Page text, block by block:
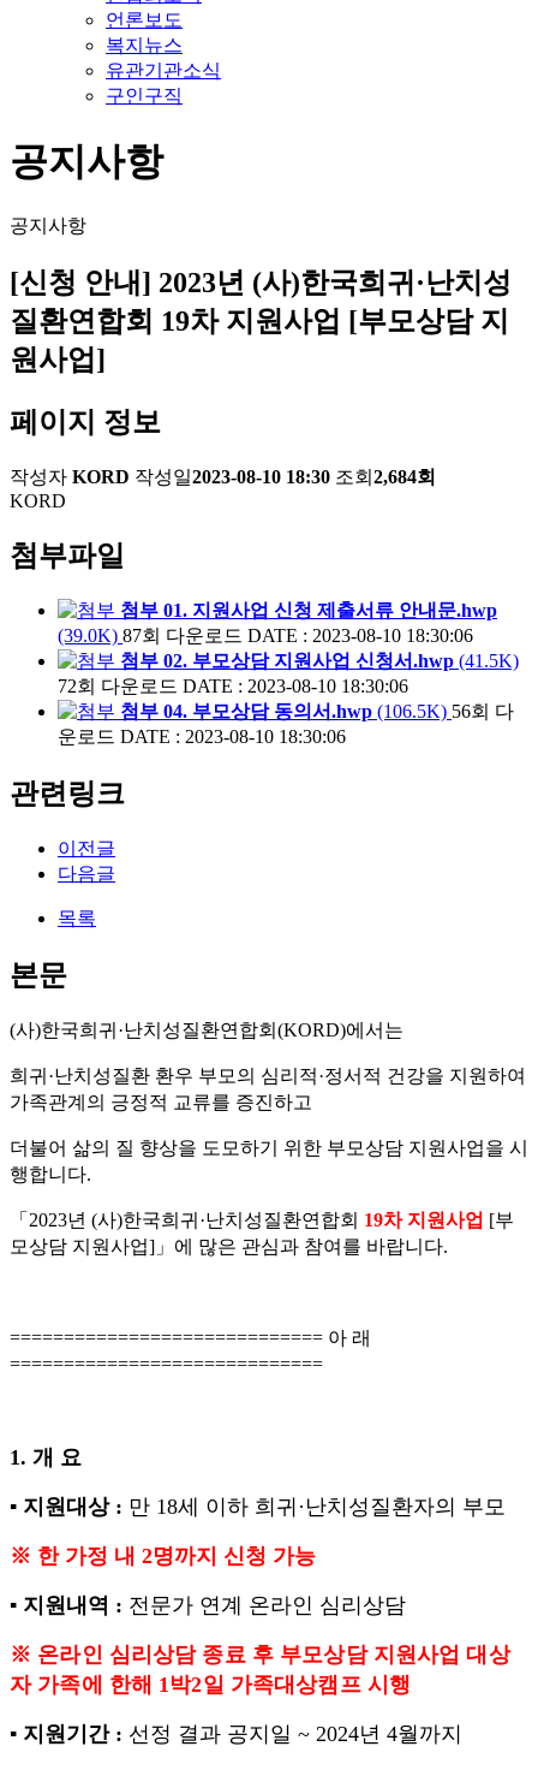
언론보도
복지뉴스
유관기관소식
구인구직
공지사항
공지사항
[신청 안내] 2023년 (사)한국희귀·난치성
질환연합회 19차 지원사업 [부모상담 지
원사업]
페이지 정보
작성자 KORD 작성일2023-08-10 18:30 조회 2,684회
KORD
첨부파일
첨부 01. 지원사업 신청 제출서류 안내문.hwp
(39.0K) 87회 다운로드 DATE : 2023-08-10 18:30:06
첨부 02. 부모상담 지원사업 신청서.hwp (41.5K)
72회 다운로드 DATE : 2023-08-10 18:30:06
첨부 04. 부모상담 동의서.hwp (106.5K) 56회 다
운로드 DATE : 2023-08-10 18:30:06
관련링크
이전글
다음글
목록
본문
(사)한국희귀 ·난치성질환연합회 (KORD)에서는
희귀 ·난치성질환 환우 부모의 심리적·정서적 건강을 지원하여
가족관계의 긍정적 교류를 증진하고
더불어 삶의 질 향상을 도모하기 위한 부모상담 지원사업을 시
행합니다.
「 2023년 (사)한국희귀 ·난치성질환연합회 19차 지원사업 [부
모상담 지원사업] 」 에 많은 관심과 참여를 바랍니다.
============================= 아 래
=============================
1. 개 요
▪ 지원대상 : 만 18세 이하 희귀 · 난치성질환자의 부모
※ 한 가정 내 2명까지 신청 가능
▪ 지원내역 : 전문가 연계 온라인 심리상담
※ 온라인 심리상담 종료 후 부모상담 지원사업 대상
자 가족에 한해 1박2일 가족대상캠프 시행
▪ 지원기간 : 선정 결과 공지일 ~ 2024년 4월까지